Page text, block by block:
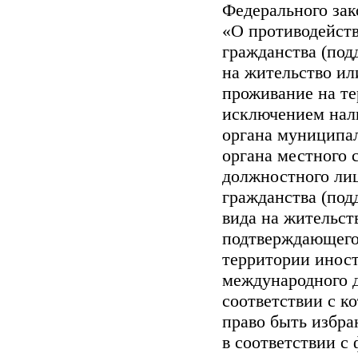
Федерального
«О
гражданства
на жительство
проживание на
исключением
органа
органа местного
должностного
гражданства
вида на
территории
международного
соответствии с
право быть
в соответствии